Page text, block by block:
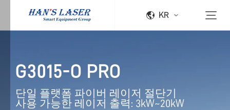
KR
G3015-O PRO
단일 플랫폼 파이버 레이저 절단기
사용 가능한 레이저 출력: 3kW~20kW